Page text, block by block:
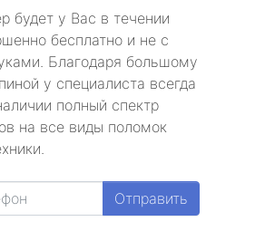
будет у Вас в течении
бесплатно и не с
Благодаря большому
у специалиста всегда
полный спектр
на все виды поломок
Отправить